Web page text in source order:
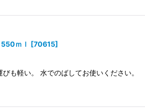
ｍｌ [70615]
も軽い。 水でのばしてお使いください。